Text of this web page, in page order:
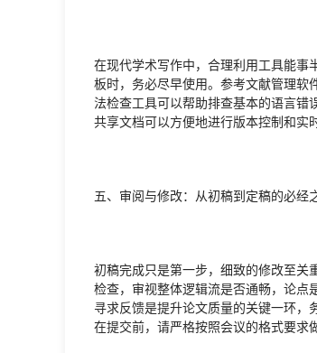
在现代学术写作中，合理利用工具能事
板时，务必尽早使用。参考文献管理
法检查工具可以帮助排查基本的语言错
共享文档可以方便地进行版本控制和实
五、审阅与修改：从初稿到定稿的必经
初稿完成只是第一步，细致的修改至关
检查，审视整体逻辑流是否通畅，论点
寻求反馈是提升论文质量的关键一环，
在提交前，请严格按照会议的格式要求